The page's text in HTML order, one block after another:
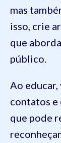
mas
isso, crie
que
público.
Ao educar,
contatos e
que pode